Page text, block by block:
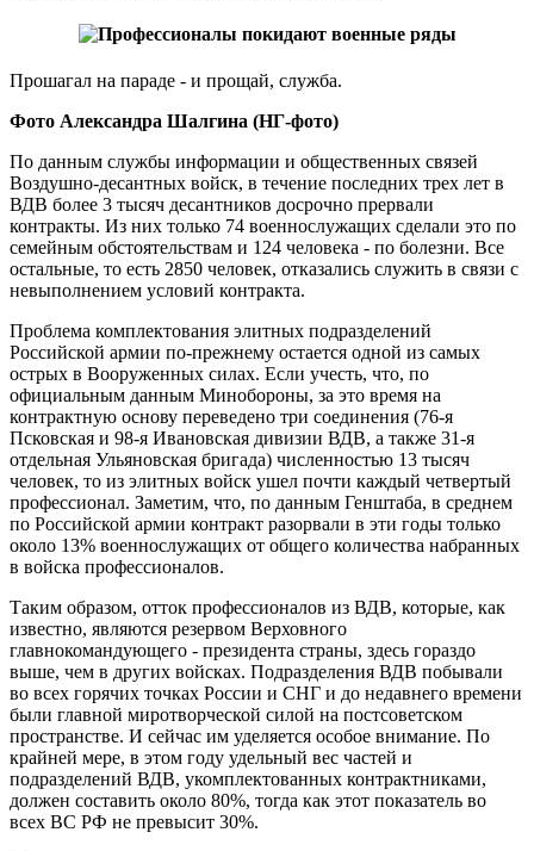
Прошагал на параде - и прощай, служба.
Фото Александра Шалгина (НГ-фото)
По данным службы информации и общественных связей
Воздушно-десантных войск, в течение последних трех лет в
ВДВ более 3 тысяч десантников досрочно прервали
контракты. Из них только 74 военнослужащих сделали это по
семейным обстоятельствам и 124 человека - по болезни. Все
остальные, то есть 2850 человек, отказались служить в связи с
невыполнением условий контракта.
Проблема комплектования элитных подразделений
Российской армии по-прежнему остается одной из самых
острых в Вооруженных силах. Если учесть, что, по
официальным данным Минобороны, за это время на
контрактную основу переведено три соединения (76-я
Псковская и 98-я Ивановская дивизии ВДВ, а также 31-я
отдельная Ульяновская бригада) численностью 13 тысяч
человек, то из элитных войск ушел почти каждый четвертый
профессионал. Заметим, что, по данным Генштаба, в среднем
по Российской армии контракт разорвали в эти годы только
около 13% военнослужащих от общего количества набранных
в войска профессионалов.
Таким образом, отток профессионалов из ВДВ, которые, как
известно, являются резервом Верховного
главнокомандующего - президента страны, здесь гораздо
выше, чем в других войсках. Подразделения ВДВ побывали
во всех горячих точках России и СНГ и до недавнего времени
были главной миротворческой силой на постсоветском
пространстве. И сейчас им уделяется особое внимание. По
крайней мере, в этом году удельный вес частей и
подразделений ВДВ, укомплектованных контрактниками,
должен составить около 80%, тогда как этот показатель во
всех ВС РФ не превысит 30%.